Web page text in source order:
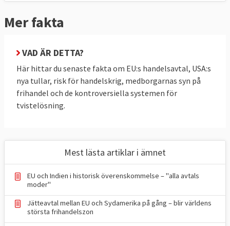
betydligt mer omfattande.
frihandelsavtal”, så kallade DCFTA:s (efter
engelskans: deep and comprehensive free
trade agreements). Dessa inkluderar andra
saker än tullar som påverkar handel indirekt
som så kallade
standarder vilka antingen avsiktligt eller
oavsiktligt försvårar för handel.
Man försöker bland annat erkänna
regleringar så att exempelvis en bil som får
Mer fakta
VAD ÄR DETTA?
Här hittar du senaste fakta om EU:s handelsavtal, USA:s
nya tullar, risk för handelskrig, medborgarnas syn på
frihandel och de kontroversiella systemen för
tvistelösning.
Mest lästa artiklar i ämnet
EU och Indien i historisk överenskommelse – "alla avtals
moder"
Jätteavtal mellan EU och Sydamerika på gång – blir världens
största frihandelszon